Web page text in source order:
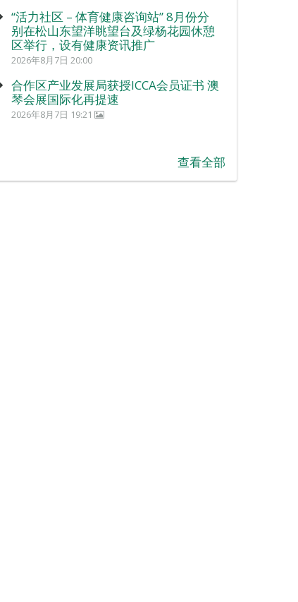
“活力社区 – 体育健康咨询站” 8月份分
别在松山东望洋眺望台及绿杨花园休憩
区举行，设有健康资讯推广
2026年8月7日 20:00
合作区产业发展局获授ICCA会员证书 澳
琴会展国际化再提速
2026年8月7日 19:21
查看全部